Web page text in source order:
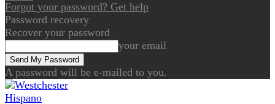
Forgot your password? Get help
Password recovery
Recover your password
your email
A password will be e-mailed to you.